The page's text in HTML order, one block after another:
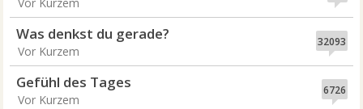
Vor Kurzem
32093
Was denkst du gerade?
Vor Kurzem
6726
Gefühl des Tages
Vor Kurzem